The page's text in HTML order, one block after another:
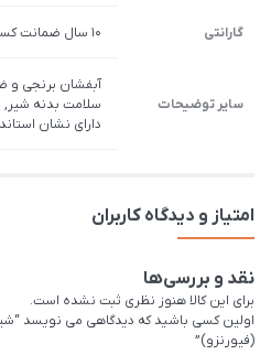
گارانتی 10 سال ضمانت کسری
سایر توضیحات
آبفشان برنجی و
سلامت بدنه شیر,
دارای نشان
امتیاز و دیدگاه کاربران
نقد و بررسی‌ها
برای این کالا هنوز نظری ثبت نشده است.
اولین کسی باشید که دیدگاهی می نویسد
(فیورنزو)”